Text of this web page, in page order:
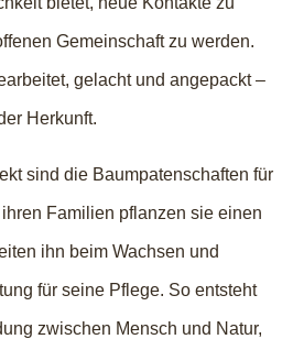
Gemeinschaft zu werden.
gelacht und angepackt –
Herkunft.
sind die Baumpatenschaften für
Familien pflanzen sie einen
ihn beim Wachsen und
für seine Pflege. So entsteht
zwischen Mensch und Natur,